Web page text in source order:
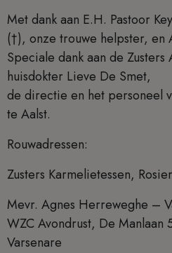
Met dank aan E.H. Pastoor
(†), onze trouwe helpster, en
Speciale dank aan de Zusters
huisdokter Lieve De Smet,
de directie en het personeel
te Aalst.
Rouwadressen:
Zusters Karmelietessen,
Mevr. Agnes Herreweghe –
WZC Avondrust, De Manlaan
Varsenare